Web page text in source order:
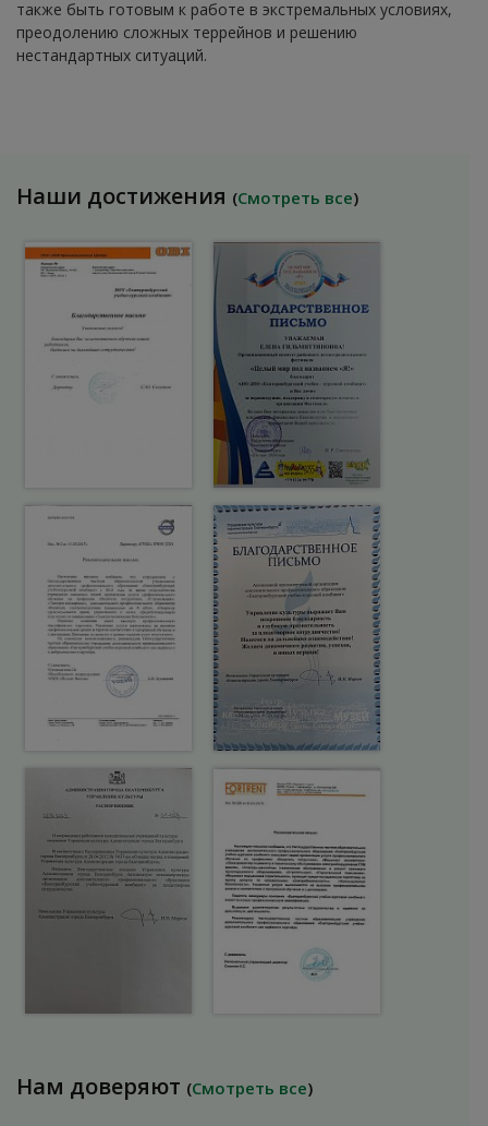
также быть готовым к работе в экстремальных условиях,
преодолению сложных террейнов и решению
нестандартных ситуаций.
Наши достижения (Смотреть все)
Нам доверяют (Смотреть все)